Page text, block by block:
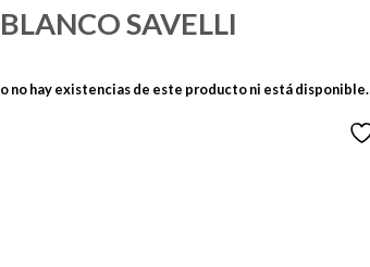
SAVELLI
no hay existencias de este producto ni está disponible.